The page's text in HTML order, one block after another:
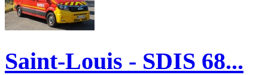
Saint-Louis - SDIS 68...